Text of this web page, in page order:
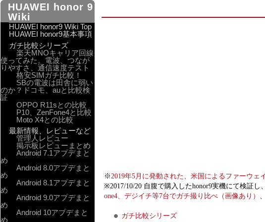
※2019年5月に発動された、米国によるファーウェ
※2017/10/20 自腹で購入したhonor9実機にて検証
one4、デジイチ等7台でガチ撮り比べ（画像あり） 、
ガチ比較シリーズ
HUAWEI honor 9
Wiki
HUAWEI honor9 Wiki Top
HUAWEI honor9基本事項
ガチ比較シリーズ
楽天MNOキャリア回線
使ってみた。電波、つなが
りやすさ、通信速度テスト
格安SIMガチ比較！
SBの電波は田舎に弱い
のか？ドコモ、auと比較検
証
OPPO R11sとの比較
P10、ZenFone4と比較
Moto X4との比較
最新情報、レビューなど
管理人レビュー
掲示板レビューまとめ
Android 7.1アプデまと
め
Android 8.0アプデまと
め
Android 8.1アプデまと
め
Android 9.0アプデまと
め
Android 10アプデまと
め